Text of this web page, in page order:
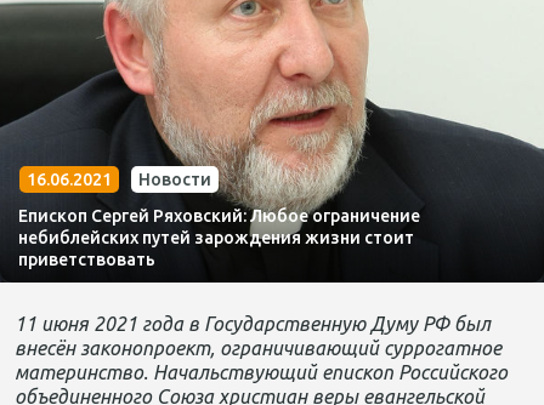
16.06.2021
Новости
Епископ Сергей Ряховский: Любое ограничение
небиблейских путей зарождения жизни стоит
приветствовать
11 июня 2021 года в Государственную Думу РФ был
внесён законопроект, ограничивающий суррогатное
материнство. Начальствующий епископ Российского
объединенного Союза христиан веры евангельской